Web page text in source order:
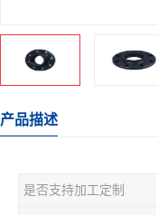
产品描述
是否支持加工定制